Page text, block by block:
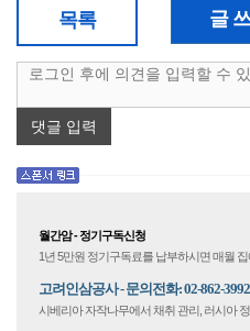
목록 글
댓글 입력
월간암 - 정기구독신청
1년 5만원 정기구독료를 납부하시면 매월
고려인삼공사 - 문의전화: 02-862-3992
시베리아 자작나무에서 채취 관리, 러시아